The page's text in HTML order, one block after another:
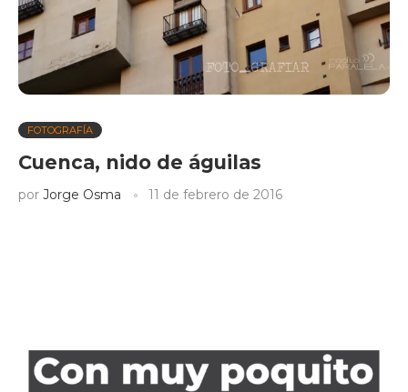
FOTOGRAFÍA
Cuenca, nido de águilas
por Jorge Osma 11 de febrero de 2016